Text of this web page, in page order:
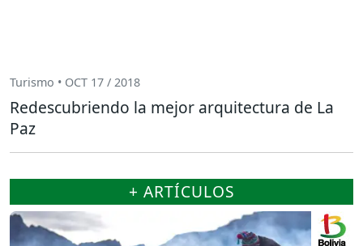
Turismo • OCT 17 / 2018
Redescubriendo la mejor arquitectura de La
Paz
+ ARTÍCULOS